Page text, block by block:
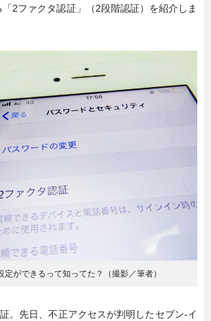
ニュース
2ファクタ認証」（2段階認証）を紹介しま
ができるって知ってた？（撮影／筆者）
。先日、不正アクセスが判明したセブン-イ